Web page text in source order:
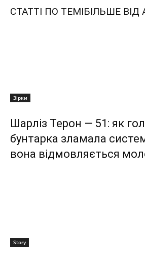
СТАТТІ ПО ТЕМІБІЛЬШЕ ВІД
Зірки
Шарліз Терон — 51: як
бунтарка зламала
вона відмовляється
Story